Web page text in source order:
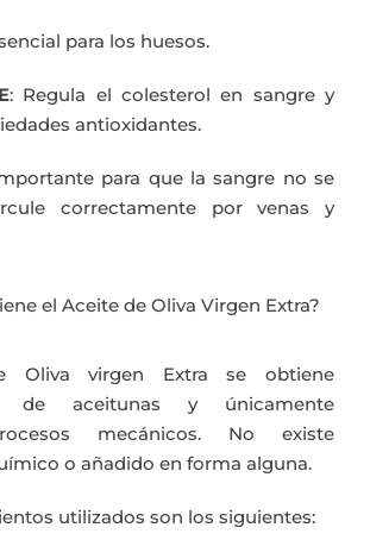
para los huesos.
: Regula el colesterol en sangre y
antioxidantes.
para que la sangre no se
correctamente por venas y
el Aceite de Oliva Virgen Extra?
Oliva virgen Extra se obtiene
de aceitunas y únicamente
mecánicos. No existe
o añadido en forma alguna.
utilizados son los siguientes: